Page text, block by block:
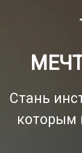
Стань
которым